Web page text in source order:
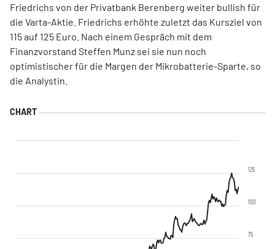
Friedrichs von der Privatbank Berenberg weiter bullish für
die Varta-Aktie. Friedrichs erhöhte zuletzt das Kursziel von
115 auf 125 Euro. Nach einem Gespräch mit dem
Finanzvorstand Steffen Munz sei sie nun noch
optimistischer für die Margen der Mikrobatterie-Sparte, so
die Analystin.
75
100
125